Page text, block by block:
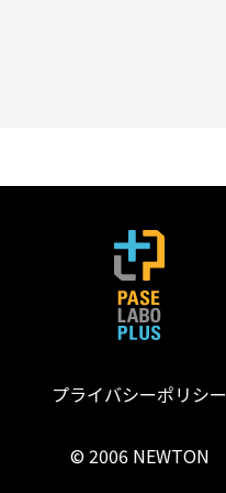
プライバシーポリシー
© 2006 NEWTON